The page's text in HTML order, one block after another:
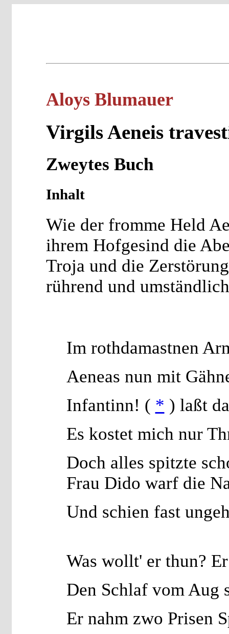
Aloys Blumauer
Virgils Aeneis
Zweytes Buch
Inhalt
Wie der fromme Held
ihrem Hofgesind die
Troja und die
rührend und
Im rothdamastnen
Aeneas nun mit
Infantinn! ( * ) laßt
Es kostet mich nur
Doch alles spitzte
Frau Dido warf die
Und schien fast
Was wollt' er thun?
Den Schlaf vom Aug
Er nahm zwo Prisen